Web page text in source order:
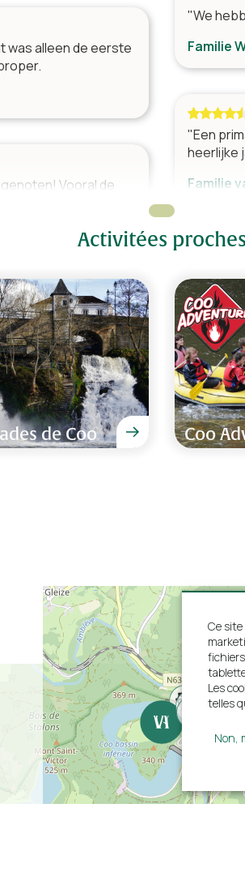
was alleen de eerste
Vooral de
we komen zeker
"We
Familie
"Een
heerlijke
Familie
Familie
Activitées proches
de Coo Coo
Ce
Les
telles
Non,